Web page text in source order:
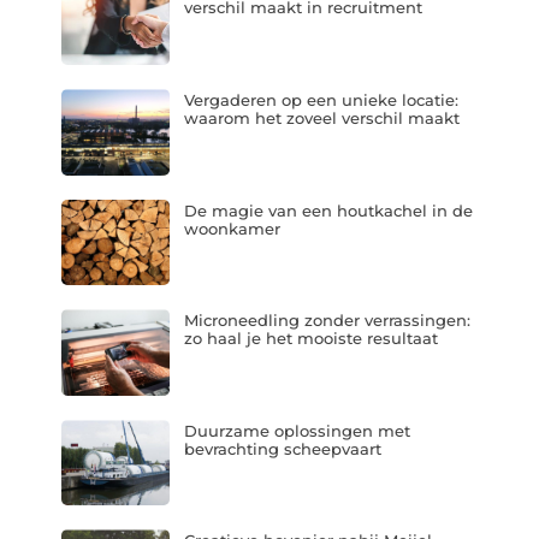
verschil maakt in recruitment
Vergaderen op een unieke locatie:
waarom het zoveel verschil maakt
De magie van een houtkachel in de
woonkamer
Microneedling zonder verrassingen:
zo haal je het mooiste resultaat
Duurzame oplossingen met
bevrachting scheepvaart